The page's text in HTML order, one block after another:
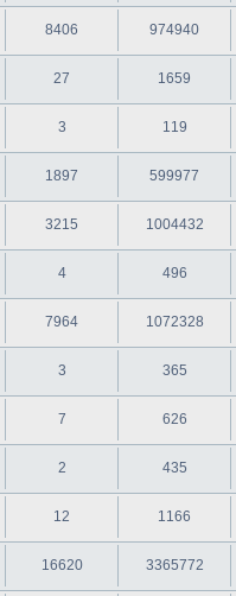
8406 974940
27 1659
3 119
1897 599977
3215 1004432
4 496
7964 1072328
3 365
7 626
2 435
12 1166
16620 3365772